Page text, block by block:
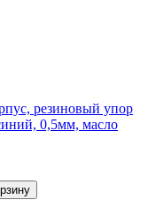
резиновый упор
0,5мм, масло